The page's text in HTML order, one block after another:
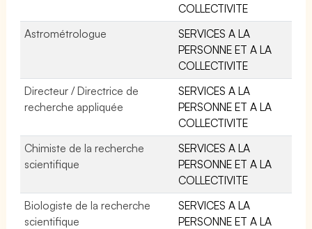
COLLECTIVITE
Astrométrologue
SERVICES A LA
PERSONNE ET A LA
COLLECTIVITE
Directeur / Directrice de
recherche appliquée
SERVICES A LA
PERSONNE ET A LA
COLLECTIVITE
Chimiste de la recherche
scientifique
SERVICES A LA
PERSONNE ET A LA
COLLECTIVITE
Biologiste de la recherche
scientifique
SERVICES A LA
PERSONNE ET A LA